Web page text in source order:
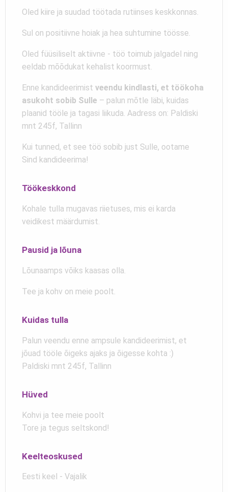
Oled kiire ja suudad töötada rutiinses keskkonnas.
Sul on positiivne hoiak ja hea suhtumine töösse.
Oled füüsiliselt aktiivne - töö toimub jalgadel ning
eeldab mõõdukat kehalist koormust.
Enne kandideerimist veendu kindlasti, et töökoha
asukoht sobib Sulle – palun mõtle läbi, kuidas
plaanid tööle ja tagasi liikuda. Aadress on: Paldiski
mnt 245f, Tallinn
Kui tunned, et see töö sobib just Sulle, ootame
Sind kandideerima!
Töökeskkond
Kohale tulla mugavas riietuses, mis ei karda
veidikest määrdumist.
Pausid ja lõuna
Lõunaamps võiks kaasas olla.
Tee ja kohv on meie poolt.
Kuidas tulla
Palun veendu enne ampsule kandideerimist, et
jõuad tööle õigeks ajaks ja õigesse kohta :)
Paldiski mnt 245f, Tallinn
Hüved
Kohvi ja tee meie poolt
Tore ja tegus seltskond!
Keelteoskused
Eesti keel - Vajalik